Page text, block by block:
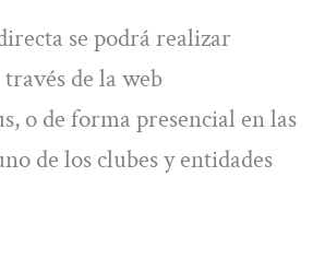
se podrá realizar
de la web
o de forma presencial en las
de los clubes y entidades